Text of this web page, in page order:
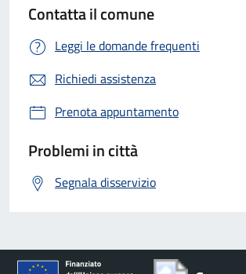
Contatta il comune
Leggi le domande frequenti
Richiedi assistenza
Prenota appuntamento
Problemi in città
Segnala disservizio